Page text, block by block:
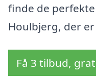
finde de
Houlbjerg, der
Få 3 tilbud,